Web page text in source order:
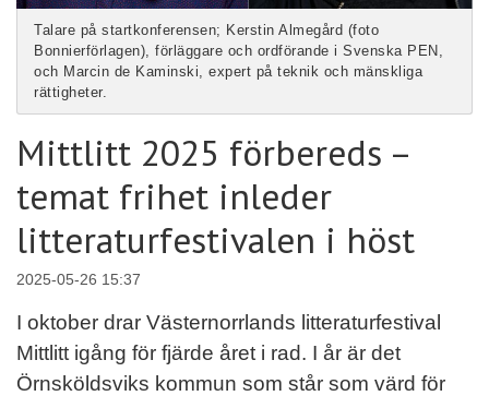
Talare på startkonferensen; Kerstin Almegård (foto
Bonnierförlagen), förläggare och ordförande i Svenska PEN,
och Marcin de Kaminski, expert på teknik och mänskliga
rättigheter.
Mittlitt 2025 förbereds –
temat frihet inleder
litteraturfestivalen i höst
2025-05-26 15:37
I oktober drar Västernorrlands litteraturfestival
Mittlitt igång för fjärde året i rad. I år är det
Örnsköldsviks kommun som står som värd för